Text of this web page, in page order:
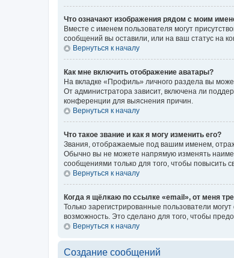
Что означают изображения рядом с моим
Вместе с именем пользователя могут
сообщений вы оставили, или на ваш статус на
Вернуться к началу
Как мне включить отображение аватары?
На вкладке «Профиль» личного раздела вы
От администратора зависит, включена ли
конференции для выяснения причин.
Вернуться к началу
Что такое звание и как я могу изменить его?
Звания, отображаемые под вашим именем,
Обычно вы не можете напрямую изменять
сообщениями только для того, чтобы повысить
Вернуться к началу
Когда я щёлкаю по ссылке «email», от меня
Только зарегистрированные пользователи
возможность. Это сделано для того, чтобы
Вернуться к началу
Создание сообщений